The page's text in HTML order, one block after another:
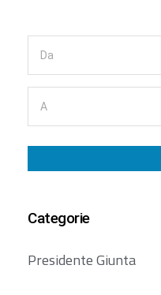
Categorie
Presidente Giunta